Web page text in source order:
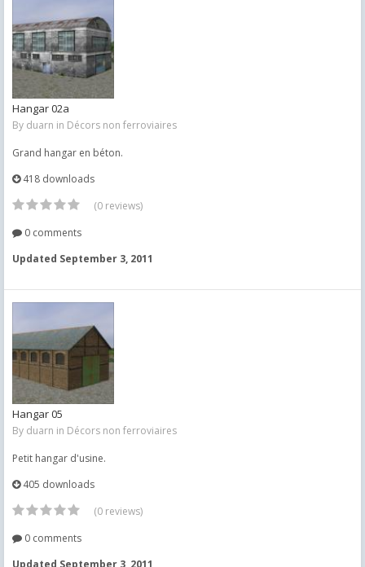
Hangar 02a
By duarn in Décors non ferroviaires
Grand hangar en béton.
418 downloads
(0 reviews)
0 comments
Updated September 3, 2011
Hangar 05
By duarn in Décors non ferroviaires
Petit hangar d'usine.
405 downloads
(0 reviews)
0 comments
Updated September 3, 2011